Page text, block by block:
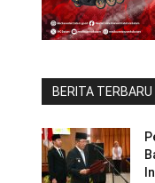
BERITA TERBARU